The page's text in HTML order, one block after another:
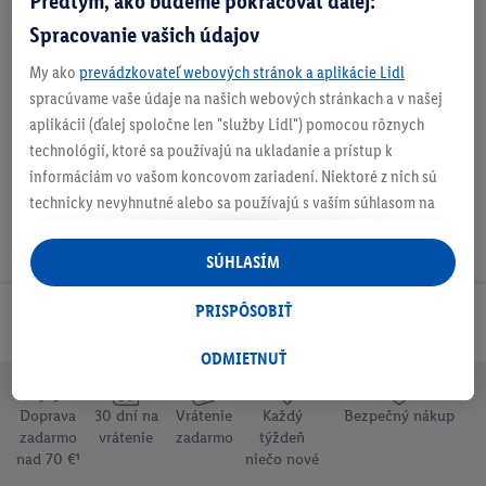
O produkte
Odoberaj Newsletter!
Doprava
zadarmo
nad 70 €¹
30 dní na
vrátenie
Vrátenie
zadarmo
Každý
týždeň
niečo nové
Bezpečný nákup
Spracovanie vašich údajov
My ako prevádzkovateľ webových stránok a aplikácie Lidl
spracúvame vaše údaje na našich webových stránkach a v našej
aplikácii (ďalej spoločne len "služby Lidl") pomocou rôznych
technológií, ktoré sa používajú na ukladanie a prístup k
informáciám vo vašom koncovom zariadení. Niektoré z nich sú
technicky nevyhnutné alebo sa používajú s vaším súhlasom na
personalizovanú reklamu v rámci služieb Lidl aj mimo nich. Ak
ste účastníkom programu Lidl Plus, na tieto účely sa spracúvajú
aj údaje z vášho nákupného správania v obchode.
následne si vytvoríte účet Lidl Plus alebo sa prihlásite do svojho
tiež vytvoriť špeciálny online identifikátor z e-mailovej adresy,
ktorú tam uvediete, aby sme vás mohli rozpoznať v službách
prevádzkovaných tretími stranami a zobrazovať vám
ODMIETNUŤ
PRISPÔSOBIŤ
SÚHLASÍM